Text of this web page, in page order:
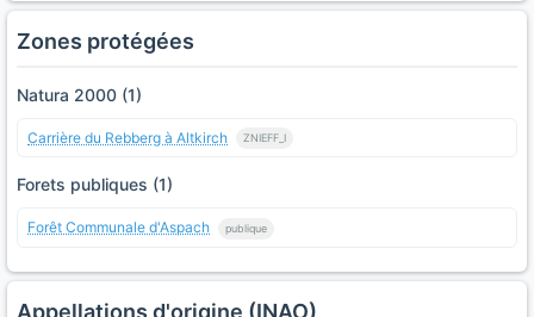
Zones protégées
Natura 2000 (1)
Carrière du Rebberg à Altkirch ZNIEFF_I
Forets publiques (1)
Forêt Communale d'Aspach publique
Appellations d'origine (INAO)